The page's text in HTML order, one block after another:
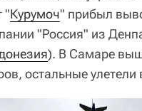
"Курумоч" прибыл
"Россия" из
). В Самаре
остальные улетели